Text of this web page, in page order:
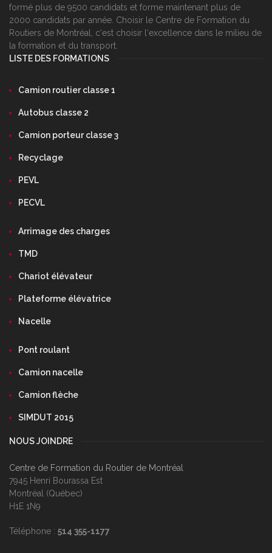
formé plus de 9500 candidats et forme maintenant plus de
2000 candidats par année. Choisir le Centre de Formation du
Routiers de Montréal, c‘est choisir l‘excellence dans le milieu de
la formation et du transport.
LISTE DES FORMATIONS
Camion routier classe 1
Autobus classe 2
Camion porteur classe 3
Recyclage
PEVL
PECVL
Arrimage des charges
TMD
Chariot élévateur
Plateforme élévatrice
Nacelle
Pont roulant
Camion nacelle
Camion flèche
SIMDUT 2015
NOUS JOINDRE
Centre de Formation du Routier de Montréal
7945 Henri Bourassa Est
Montréal (Québec)
H1E 1N9
Téléphone : 514 355-1177